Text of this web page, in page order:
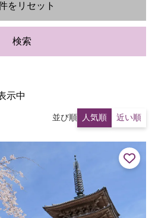
をリセット
検索
示中
並び順 人気順 近い順